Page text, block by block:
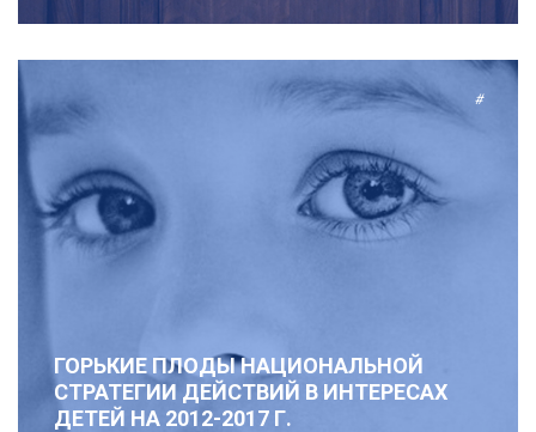
#
ГОРЬКИЕ ПЛОДЫ НАЦИОНАЛЬНОЙ
СТРАТЕГИИ ДЕЙСТВИЙ В ИНТЕРЕСАХ
ДЕТЕЙ НА 2012-2017 Г.